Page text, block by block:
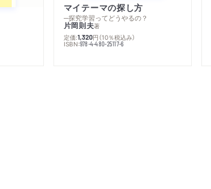
マイテーマの探し方
─探究学習ってどうやるの？
片岡則夫著
定価:1,320円 （10％税込み）
ISBN:978-4-480-25117-6